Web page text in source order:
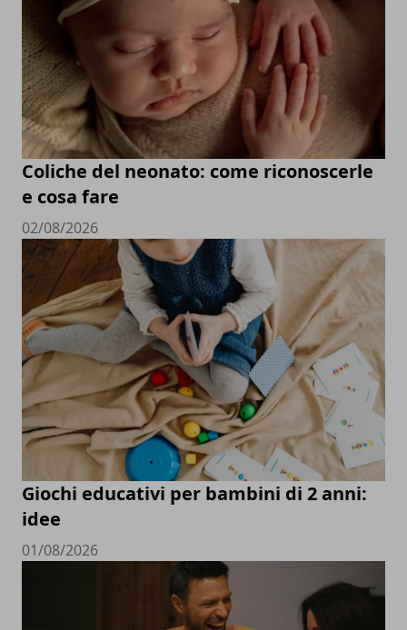
Coliche del neonato: come riconoscerle
e cosa fare
02/08/2026
Giochi educativi per bambini di 2 anni:
idee
01/08/2026